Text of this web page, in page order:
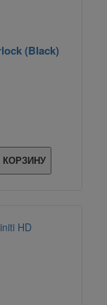
(Black)
КОРЗИНУ